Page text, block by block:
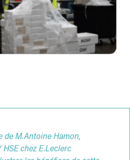
de M.Antoine Hamon,
chez E.Leclerc